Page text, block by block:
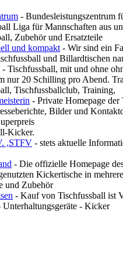
- Bundesleistungszentrum
Liga für Mannschaften aus
Zubehör und Ersatzteile
und kompakt - Wir sind ein
und Billardtischen
- Tischfussball, mit und ohne
nur 20 Schilling pro Abend.
Tischfussballclub, Training,
- Private Homepage
Bilder und
Kicker.
,STFV - stets aktuelle
- Die offizielle Homepage
Kickertische in
und Zubehör
- Kauf von Tischfussball ist
Unterhaltungsgeräte - Kicker